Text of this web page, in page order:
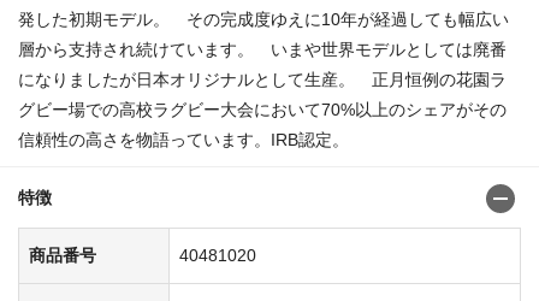
発した初期モデル。 その完成度ゆえに10年が経過しても幅広い
層から支持され続けています。 いまや世界モデルとしては廃番
になりましたが日本オリジナルとして生産。 正月恒例の花園ラ
グビー場での高校ラグビー大会において70%以上のシェアがその
信頼性の高さを物語っています。IRB認定。
特徴
商品番号 40481020